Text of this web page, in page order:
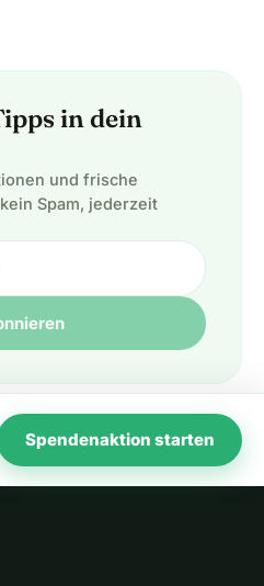
in dein
und frische
Spam, jederzeit
Spendenaktion starten